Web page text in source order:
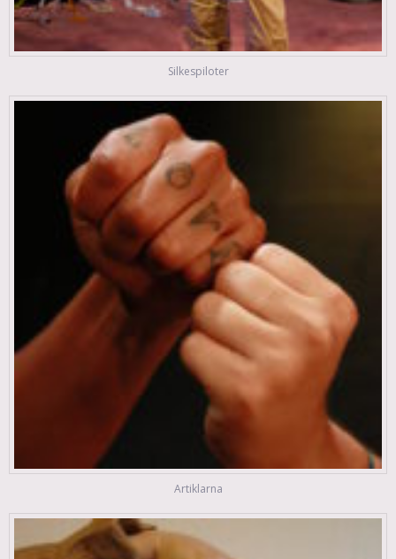
Silkespiloter
Artiklarna